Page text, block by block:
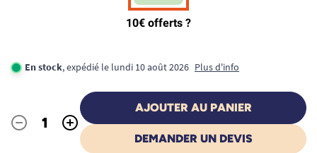
En stock, expédié le lundi 10 août 2026 Plus d'info
Quantité
- +
AJOUTER AU PANIER
DEMANDER UN DEVIS